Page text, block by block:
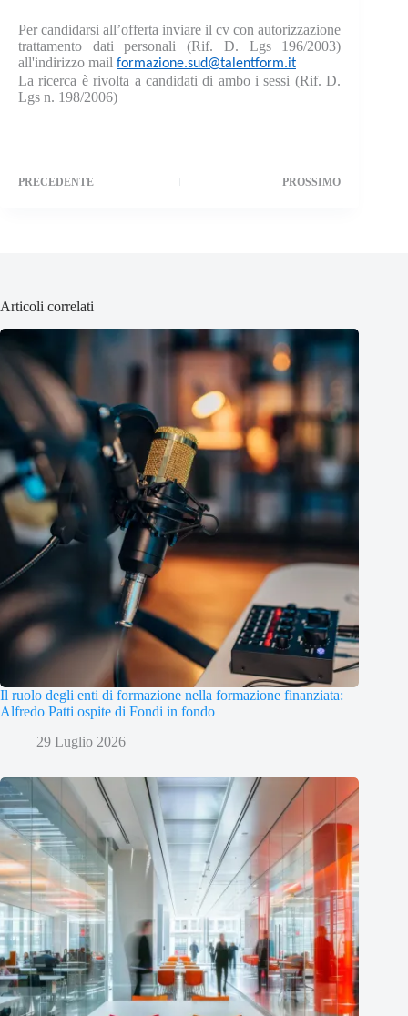
Per candidarsi all’offerta inviare il cv con autorizzazione
trattamento dati personali (Rif. D. Lgs 196/2003)
all'indirizzo mail formazione.sud@talentform.it
La ricerca è rivolta a candidati di ambo i sessi (Rif. D.
Lgs n. 198/2006)
PRECEDENTE PROSSIMO
Articoli correlati
Il ruolo degli enti di formazione nella formazione finanziata:
Alfredo Patti ospite di Fondi in fondo
29 Luglio 2026